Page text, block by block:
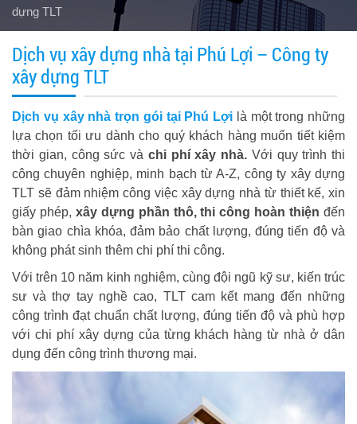
dựng TLT
Dịch vụ xây dựng nhà tại Phú Lợi – Công ty
xây dựng TLT
Dịch vụ xây nhà trọn gói tại Phú Lợi là một trong những
lựa chọn tối ưu dành cho quý khách hàng muốn tiết kiệm
thời gian, công sức và chi phí xây nhà. Với quy trình thi
công chuyên nghiệp, minh bạch từ A-Z, công ty xây dựng
TLT sẽ đảm nhiệm công việc xây dựng nhà từ thiết kế, xin
giấy phép, xây dựng phần thô, thi công hoàn thiện đến
bàn giao chìa khóa, đảm bảo chất lượng, đúng tiến độ và
không phát sinh thêm chi phí thi công.
Với trên 10 năm kinh nghiệm, cùng đội ngũ kỹ sư, kiến trúc
sư và thợ tay nghề cao, TLT cam kết mang đến những
công trình đạt chuẩn chất lượng, đúng tiến độ và phù hợp
với chi phí xây dựng của từng khách hàng từ nhà ở dân
dụng đến công trình thương mại.